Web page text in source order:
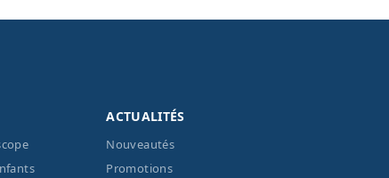
ACTUALITÉS
Nouveautés
Promotions